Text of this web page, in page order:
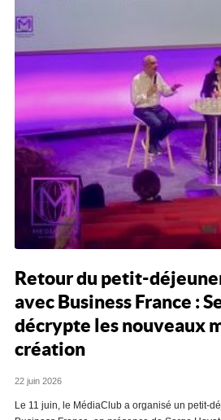
Retour du petit-
avec Business France :
décrypte les nouveaux
création
22 juin 2026
Le 11 juin, le MédiaClub a organisé un petit-